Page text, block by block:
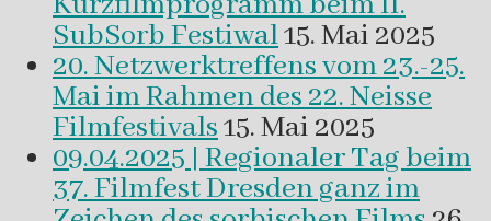
SubSorb Festiwal15. Mai 2025
20. Netzwerktreffens vom 23.-25.
Mai im Rahmen des 22. Neisse
Filmfestivals15. Mai 2025
09.04.2025 | Regionaler Tag beim
37. Filmfest Dresden ganz im